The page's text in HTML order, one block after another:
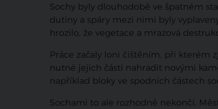
Sochy byly dlouhodobě ve špatném
dutiny a spáry mezi nimi byly
hrozilo, že vegetace a mrazová
Práce začaly loni čištěním, při kterém
nutné jejich části nahradit novými
například bloky ve spodních částech
Sochami to ale rozhodně nekončí.